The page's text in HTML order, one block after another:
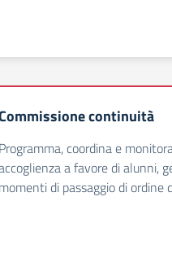
continuità
Programma, coordina e
a favore di alunni,
momenti di passaggio di ordine